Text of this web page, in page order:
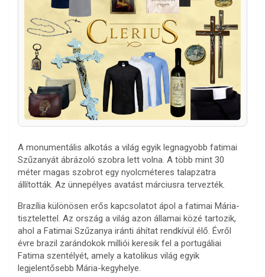
A monumentális alkotás a világ egyik legnagyobb fatimai
Szűzanyát ábrázoló szobra lett volna. A több mint 30
méter magas szobrot egy nyolcméteres talapzatra
állították. Az ünnepélyes avatást márciusra tervezték.
Brazília különösen erős kapcsolatot ápol a fatimai Mária-
tisztelettel. Az ország a világ azon államai közé tartozik,
ahol a Fatimai Szűzanya iránti áhítat rendkívül élő. Évről
évre brazil zarándokok milliói keresik fel a portugáliai
Fatima szentélyét, amely a katolikus világ egyik
legjelentősebb Mária-kegyhelye.